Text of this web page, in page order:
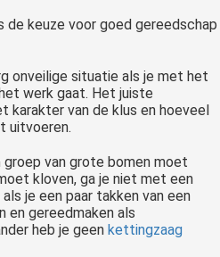
de keuze voor goed gereedschap
onveilige situatie als je met het
werk gaat. Het juiste
karakter van de klus en hoeveel
uitvoeren.
groep van grote bomen moet
kloven, ga je niet met een
als je een paar takken van een
en gereedmaken als
heb je geen kettingzaag